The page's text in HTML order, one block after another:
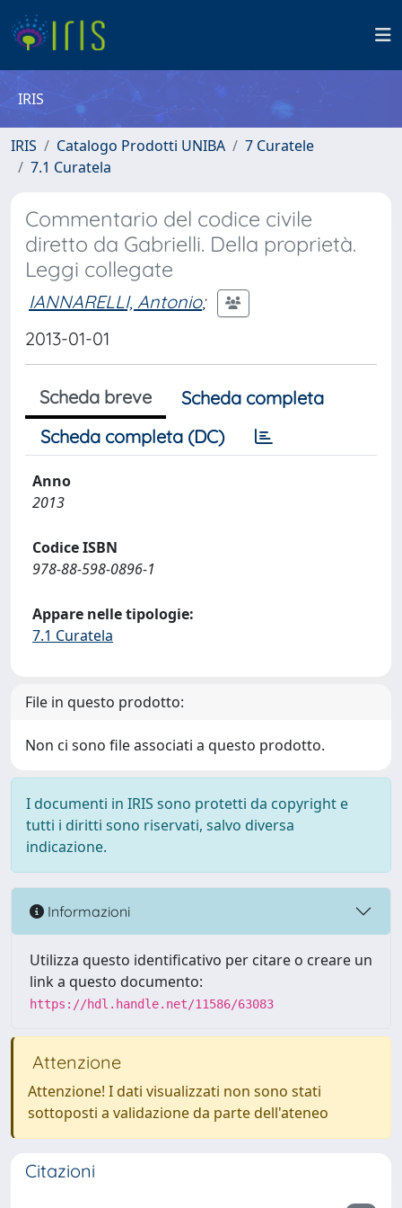
IRIS
IRIS Catalogo Prodotti UNIBA
7 Curatele
7.1 Curatela
Commentario del codice civile
diretto da Gabrielli. Della proprietà.
Leggi collegate
IANNARELLI, Antonio;
2013-01-01
Scheda breve
Scheda completa
Scheda completa (DC)
Anno
2013
Codice ISBN
978-88-598-0896-1
Appare nelle tipologie:
7.1 Curatela
File in questo prodotto:
Non ci sono file associati a questo prodotto.
I documenti in IRIS sono protetti da copyright e
tutti i diritti sono riservati, salvo diversa
indicazione.
Informazioni
Utilizza questo identificativo per citare o creare un
link a questo documento:
https://hdl.handle.net/11586/63083
Attenzione
Attenzione! I dati visualizzati non sono stati
sottoposti a validazione da parte dell'ateneo
Citazioni